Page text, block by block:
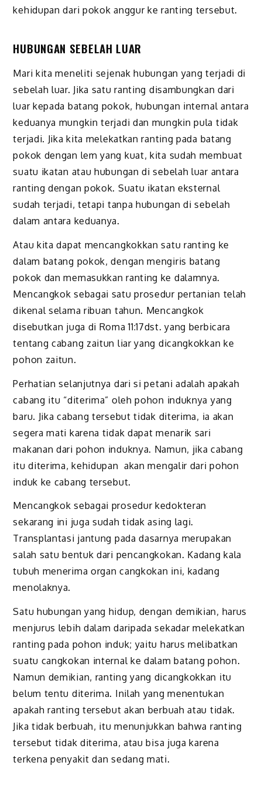
kehidupan dari pokok anggur ke ranting tersebut.
HUBUNGAN SEBELAH LUAR
Mari kita meneliti sejenak hubungan yang terjadi di
sebelah luar. Jika satu ranting disambungkan dari
luar kepada batang pokok, hubungan internal antara
keduanya mungkin terjadi dan mungkin pula tidak
terjadi. Jika kita melekatkan ranting pada batang
pokok dengan lem yang kuat, kita sudah membuat
suatu ikatan atau hubungan di sebelah luar antara
ranting dengan pokok. Suatu ikatan eksternal
sudah terjadi, tetapi tanpa hubungan di sebelah
dalam antara keduanya.
Atau kita dapat mencangkokkan satu ranting ke
dalam batang pokok, dengan mengiris batang
pokok dan memasukkan ranting ke dalamnya.
Mencangkok sebagai satu prosedur pertanian telah
dikenal selama ribuan tahun. Mencangkok
disebutkan juga di Roma 11:17dst. yang berbicara
tentang cabang zaitun liar yang dicangkokkan ke
pohon zaitun.
Perhatian selanjutnya dari si petani adalah apakah
cabang itu “diterima” oleh pohon induknya yang
baru. Jika cabang tersebut tidak diterima, ia akan
segera mati karena tidak dapat menarik sari
makanan dari pohon induknya. Namun, jika cabang
itu diterima, kehidupan akan mengalir dari pohon
induk ke cabang tersebut.
Mencangkok sebagai prosedur kedokteran
sekarang ini juga sudah tidak asing lagi.
Transplantasi jantung pada dasarnya merupakan
salah satu bentuk dari pencangkokan. Kadang kala
tubuh menerima organ cangkokan ini, kadang
menolaknya.
Satu hubungan yang hidup, dengan demikian, harus
menjurus lebih dalam daripada sekadar melekatkan
ranting pada pohon induk; yaitu harus melibatkan
suatu cangkokan internal ke dalam batang pohon.
Namun demikian, ranting yang dicangkokkan itu
belum tentu diterima. Inilah yang menentukan
apakah ranting tersebut akan berbuah atau tidak.
Jika tidak berbuah, itu menunjukkan bahwa ranting
tersebut tidak diterima, atau bisa juga karena
terkena penyakit dan sedang mati.